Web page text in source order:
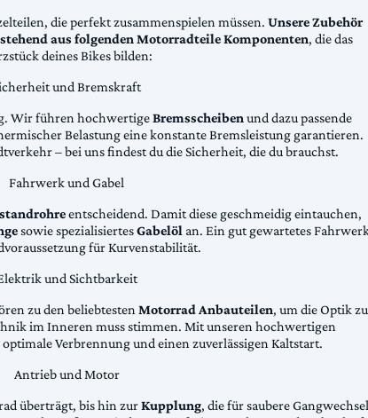
die perfekt zusammenspielen müssen. Unsere Zubehör
aus folgenden Motorradteile Komponenten, die das
deines Bikes bilden:
und Bremskraft
Wir führen hochwertigeBremsscheibenund dazu passende
Belastung eine konstante Bremsleistung garantieren.
– bei uns findest du die Sicherheit, die du brauchst.
Fahrwerk und Gabel
entscheidend. Damit diese geschmeidig eintauchen,
sowie spezialisiertesGabelöl an. Ein gut gewartetes
für Kurvenstabilität.
und Sichtbarkeit
zu den beliebtestenMotorrad Anbauteilen, um die Optik zu
im Inneren muss stimmen. Mit unseren hochwertigen
Verbrennung und einen zuverlässigen Kaltstart.
Antrieb und Motor
überträgt, bis hin zurKupplung, die für saubere Gangwechsel